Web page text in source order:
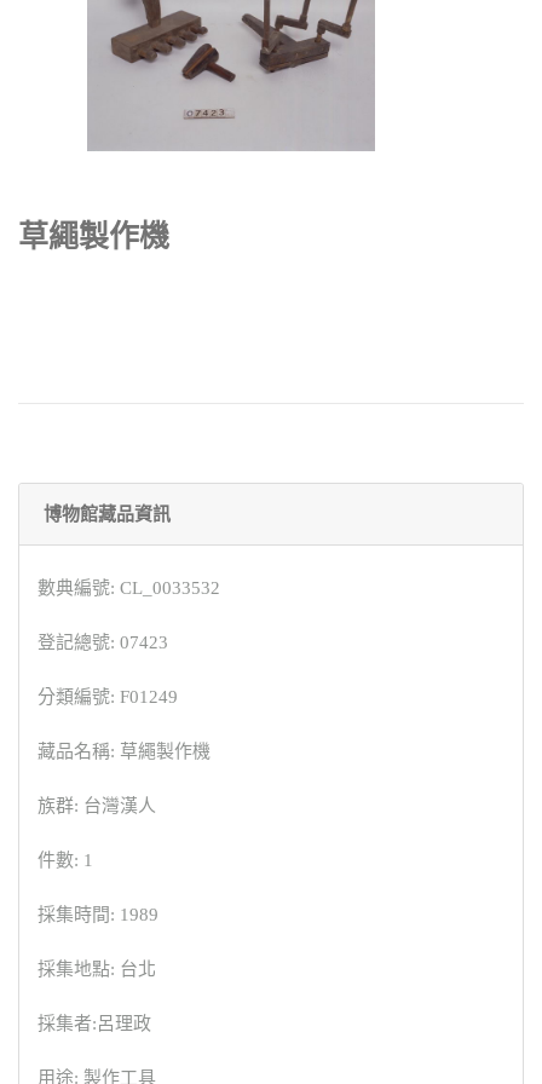
草繩製作機
博物館藏品資訊
數典編號: CL_0033532
登記總號: 07423
分類編號: F01249
藏品名稱: 草繩製作機
族群: 台灣漢人
件數: 1
採集時間: 1989
採集地點: 台北
採集者:呂理政
用途: 製作工具